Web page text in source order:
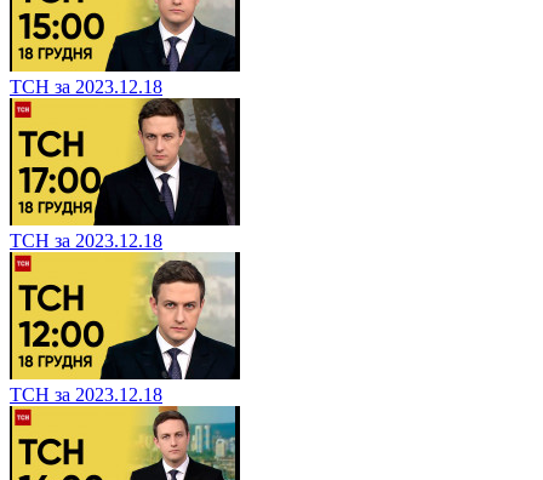
ТСН за 2023.12.18
ТСН за 2023.12.18
ТСН за 2023.12.18